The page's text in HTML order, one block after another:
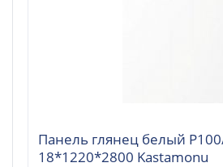
Панель глянец белый Р100/601
18*1220*2800 Kastamonu